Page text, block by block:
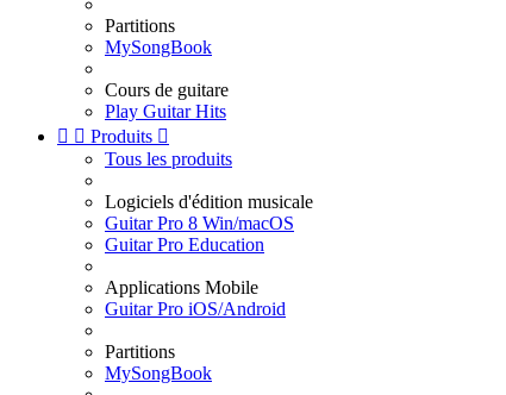
Partitions
MySongBook
Cours de guitare
Play Guitar Hits
  Produits 
Tous les produits
Logiciels d'édition musicale
Guitar Pro 8 Win/macOS
Guitar Pro Education
Applications Mobile
Guitar Pro iOS/Android
Partitions
MySongBook